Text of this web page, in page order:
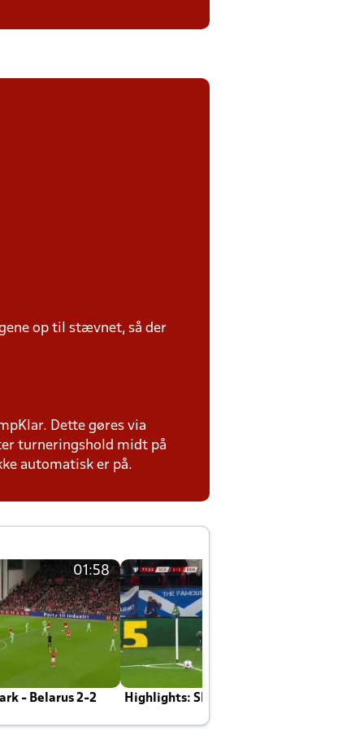
op til stævnet, så der
Dette gøres via
turneringshold midt på
automatisk er på.
01:58
- Belarus 2-2 Highlights: Skotland - Danmark 4-2